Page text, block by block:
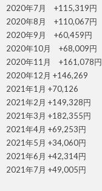
2020年7月 +115,319円
2020年8月 +110,067円
2020年9月 +60,459円
2020年10月 +68,009円
2020年11月 +161,078円
2020年12月 +146,269
2021年1月 +70,126
2021年2月 +149,328円
2021年3月 +182,355円
2021年4月 +69,253円
2021年5月 +34,060円
2021年6月 +42,314円
2021年7月 +49,005円